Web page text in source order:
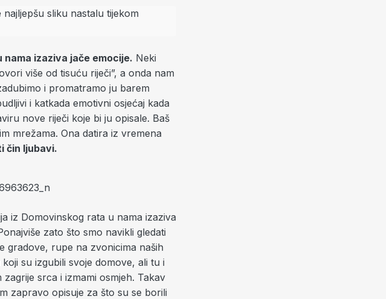
izaziva jače emocije. Neki
više od tisuću riječi”, a onda nam
i promatramo ju barem
i katkada emotivni osjećaj kada
nove riječi koje bi ju opisale. Baš
mrežama. Ona datira iz vremena
čin ljubavi.
iz Domovinskog rata u nama izaziva
zato što smo navikli gledati
gradove, rupe na zvonicima naših
su izgubili svoje domove, ali tu i
srca i izmami osmjeh. Takav
zapravo opisuje za što su se borili